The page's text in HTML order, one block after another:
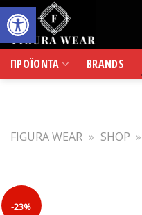
Skip
to
content
ΠΡΟΪΟΝΤΑ BRANDS
FIGURA WEAR » SHOP »
-23%